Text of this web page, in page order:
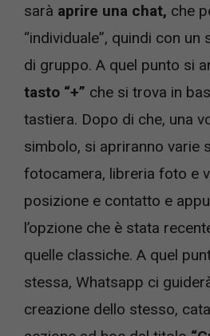
sarà aprire una chat, che
“individuale”, quindi con
di gruppo. A quel punto si
tasto “+” che si trova in
tastiera. Dopo di che, una
simbolo, si apriranno varie
fotocamera, libreria foto e
posizione e contatto e
l’opzione che è stata
quelle classiche. A quel
stessa, Whatsapp ci
creazione dello stesso,